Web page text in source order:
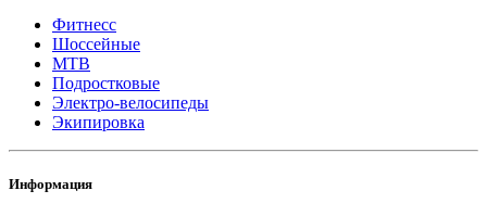
Фитнесс
Шоссейные
MTB
Подростковые
Электро-велосипеды
Экипировка
Информация